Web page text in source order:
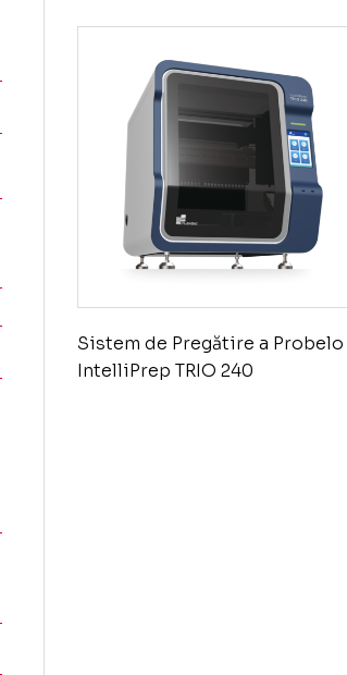
Sistem de Pregătire a Probelo
IntelliPrep TRIO 240